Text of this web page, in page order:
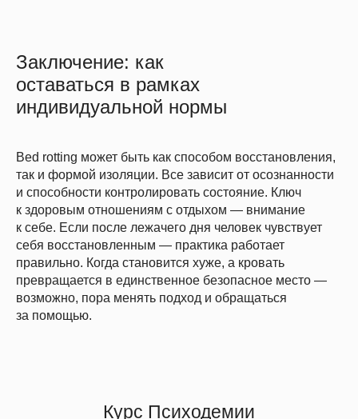
Заключение: как
оставаться в рамках
индивидуальной нормы
Bed rotting может быть как способом восстановления,
так и формой изоляции. Все зависит от осознанности
и способности контролировать состояние. Ключ
к здоровым отношениям с отдыхом — внимание
к себе. Если после лежачего дня человек чувствует
себя восстановленным — практика работает
правильно. Когда становится хуже, а кровать
превращается в единственное безопасное место —
возможно, пора менять подход и обращаться
за помощью.
Курс Психодемии